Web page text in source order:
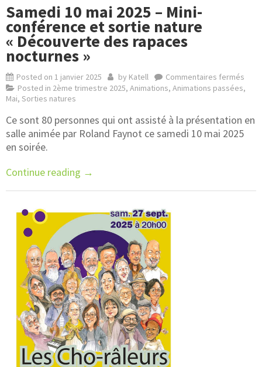
Samedi 10 mai 2025 – Mini-
conférence et sortie nature
« Découverte des rapaces
nocturnes »
Posted on 1 janvier 2025 by Katell
Commentaires fermés
Posted in 2ème trimestre 2025, Animations, Animations passées,
Mai, Sorties natures
Ce sont 80 personnes qui ont assisté à la présentation en
salle animée par Roland Faynot ce samedi 10 mai 2025
en soirée.
Continue reading →